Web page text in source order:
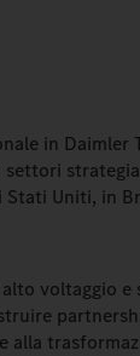
in
Uniti, in
voltaggio e
alla